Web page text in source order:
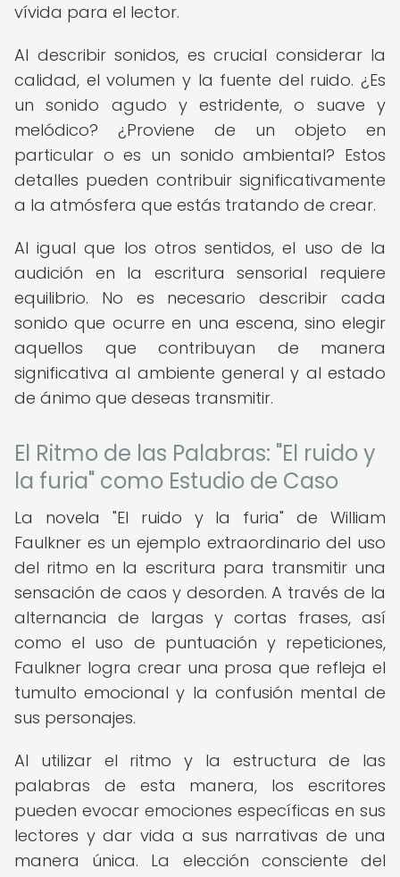
vívida para el lector.
Al describir sonidos, es crucial considerar la
calidad, el volumen y la fuente del ruido. ¿Es
un sonido agudo y estridente, o suave y
melódico? ¿Proviene de un objeto en
particular o es un sonido ambiental? Estos
detalles pueden contribuir significativamente
a la atmósfera que estás tratando de crear.
Al igual que los otros sentidos, el uso de la
audición en la escritura sensorial requiere
equilibrio. No es necesario describir cada
sonido que ocurre en una escena, sino elegir
aquellos que contribuyan de manera
significativa al ambiente general y al estado
de ánimo que deseas transmitir.
El Ritmo de las Palabras: "El ruido y
la furia" como Estudio de Caso
La novela "El ruido y la furia" de William
Faulkner es un ejemplo extraordinario del uso
del ritmo en la escritura para transmitir una
sensación de caos y desorden. A través de la
alternancia de largas y cortas frases, así
como el uso de puntuación y repeticiones,
Faulkner logra crear una prosa que refleja el
tumulto emocional y la confusión mental de
sus personajes.
Al utilizar el ritmo y la estructura de las
palabras de esta manera, los escritores
pueden evocar emociones específicas en sus
lectores y dar vida a sus narrativas de una
manera única. La elección consciente del